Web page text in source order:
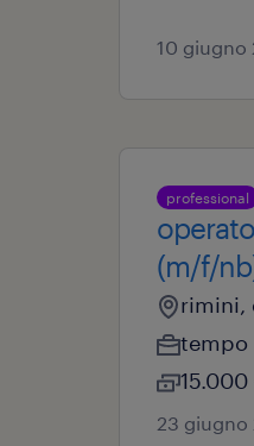
10 giugno
professional
(m/f/
rimini,
tempo
23 giugno